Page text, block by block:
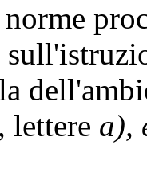
lettere a),